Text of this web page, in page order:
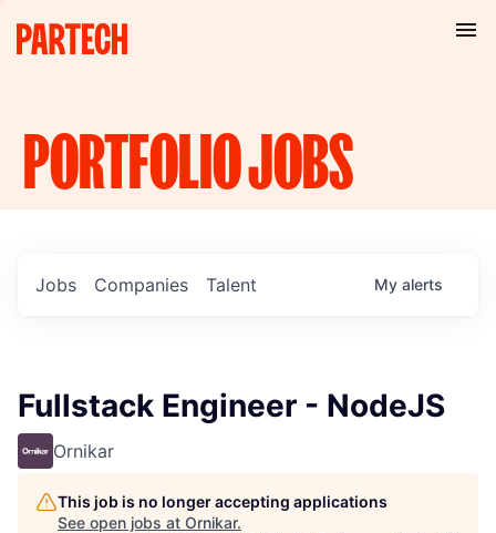
PORTFOLIOJOBS
Jobs Companies Talent My alerts
Fullstack Engineer - NodeJS
Ornikar
This job is no longer accepting applications
See open jobs at Ornikar.